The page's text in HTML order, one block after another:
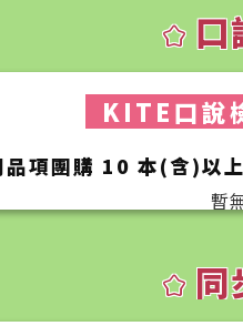
kid_star 口
KITE口說
品項團購 10 本(含)以
暫
kid_star 同